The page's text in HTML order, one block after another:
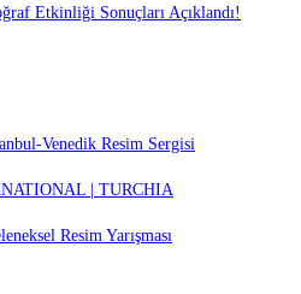
Etkinliği Sonuçları Açıklandı!
Venedik Resim Sergisi
| TURCHIA
Resim Yarışması